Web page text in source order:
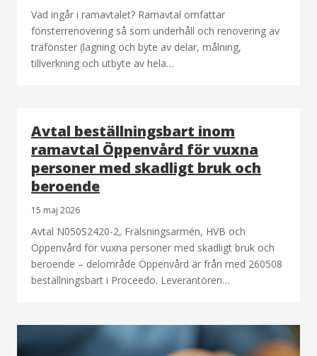
Vad ingår i ramavtalet? Ramavtal omfattar
fönsterrenovering så som underhåll och renovering av
träfönster (lagning och byte av delar, målning,
tillverkning och utbyte av hela…
Avtal beställningsbart inom
ramavtal Öppenvård för vuxna
personer med skadligt bruk och
beroende
15 maj 2026
Avtal N050S2420-2, Frälsningsarmén, HVB och
Öppenvård för vuxna personer med skadligt bruk och
beroende – delområde Öppenvård är från med 260508
beställningsbart i Proceedo. Leverantören…